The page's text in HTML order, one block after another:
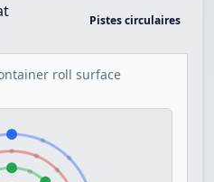
Pistes circulaires
roll surface